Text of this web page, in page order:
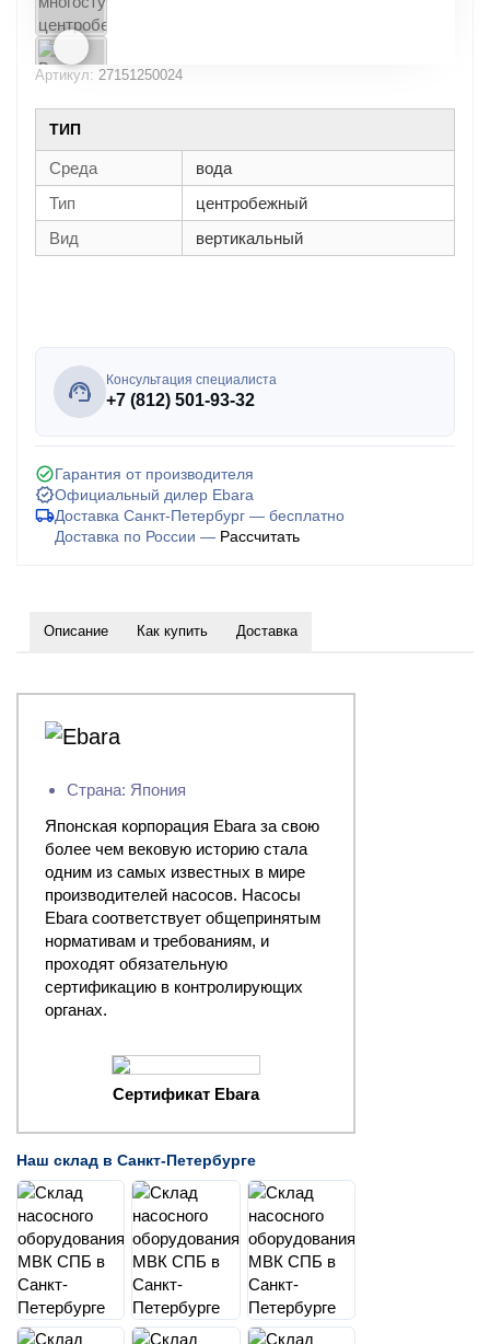
Артикул: 27151250024
ТИП
Среда
вода
Тип
центробежный
Вид
вертикальный
Консультация специалиста
+7 (812) 501-93-32
Гарантия от производителя
Официальный дилер Ebara
Доставка Санкт-Петербург — бесплатно
Доставка по России — Рассчитать
Описание Как купить Доставка
Страна: Япония
Японская корпорация Ebara за свою
более чем вековую историю стала
одним из самых известных в мире
производителей насосов. Насосы
Ebara соответствует общепринятым
нормативам и требованиям, и
проходят обязательную
сертификацию в контролирующих
органах.
Сертификат Ebara
Наш склад в Санкт-Петербурге